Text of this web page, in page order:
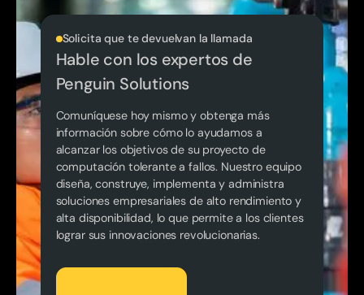
Solicita que te devuelvan la llamada
Hable con los expertos de
Penguin Solutions
Comuníquese hoy mismo y obtenga más
información sobre cómo lo ayudamos a
alcanzar los objetivos de su proyecto de
computación tolerante a fallos. Nuestro equipo
diseña, construye, implementa y administra
soluciones empresariales de alto rendimiento y
alta disponibilidad, lo que permite a los clientes
lograr sus innovaciones revolucionarias.
Hablemos